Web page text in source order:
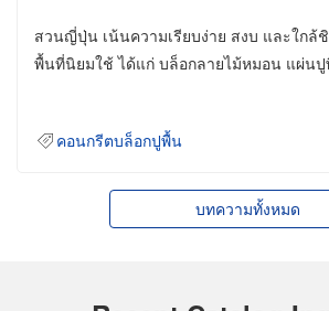
สวนญี่ปุ่น เน้นความเรียบง่าย สงบ และใกล้
พื้นที่นิยมใช้ ได้แก่ บล็อกลายไม้หมอน แผ่น
คอนกรีตบล็อกปูพื้น
บทความทั้งหมด